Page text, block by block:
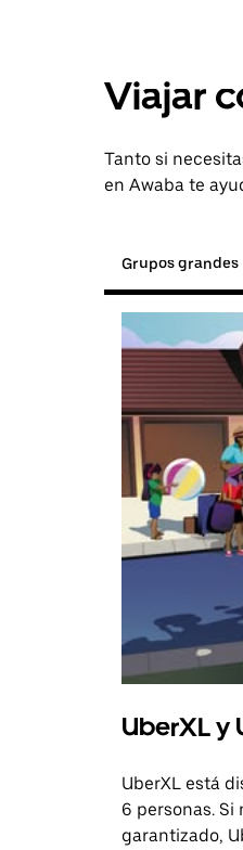
Viajar
Tanto si
en Awaba te
Grupos grandes
UberXL y
UberXL está
6 personas.
garantizado,